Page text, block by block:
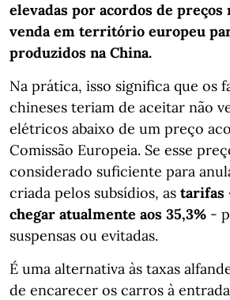
elevadas por acordos de preços
venda em território europeu
produzidos na China.
Na prática, isso significa que os
chineses teriam de aceitar não
elétricos abaixo de um preço
Comissão Europeia. Se esse
considerado suficiente para
criada pelos subsídios, as tarifas
chegar atualmente aos 35,3% -
suspensas ou evitadas.
É uma alternativa às taxas
de encarecer os carros à